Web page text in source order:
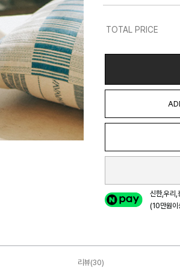
TOTAL PRICE
신한,우리
(10만원
리뷰(30)